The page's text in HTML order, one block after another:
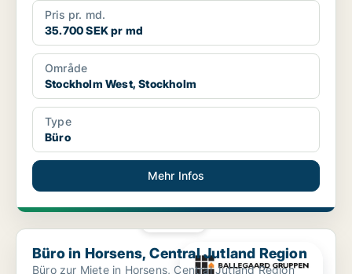
Pris pr. md.
35.700 SEK pr md
Område
Stockholm West, Stockholm
Type
Büro
Mehr Infos
Büro in Horsens, Central Jutland Region
Büro in Horsens, Central Jutland Region
Büro zur Miete in Horsens, Central Jutland Region